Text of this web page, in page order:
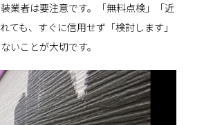
業者は要注意です。「無料点検」「近
ても、すぐに信用せず「検討します」
いことが大切です。